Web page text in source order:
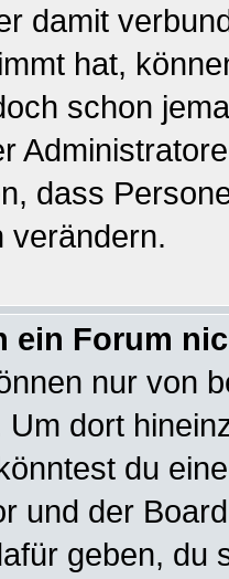
damit
hat,
schon
dass
verändern.
ein Forum
nur von
Um dort
du
und der
geben, du